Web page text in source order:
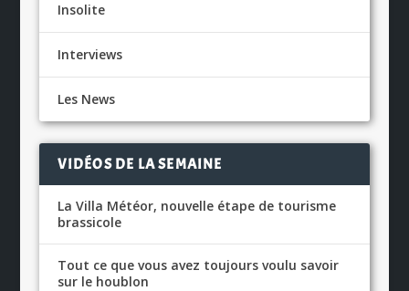
Insolite
Interviews
Les News
VIDÉOS DE LA SEMAINE
La Villa Météor, nouvelle étape de tourisme
brassicole
Tout ce que vous avez toujours voulu savoir
sur le houblon